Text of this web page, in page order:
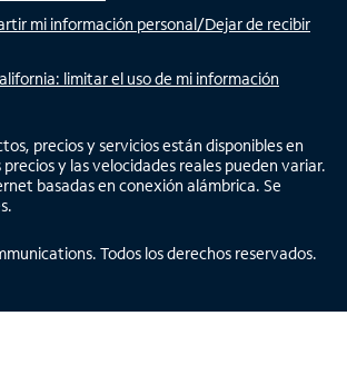
mi información personal/Dejar de recibir
limitar el uso de mi información
precios y servicios están disponibles en
y las velocidades reales pueden variar.
basadas en conexión alámbrica. Se
Todos los derechos reservados.